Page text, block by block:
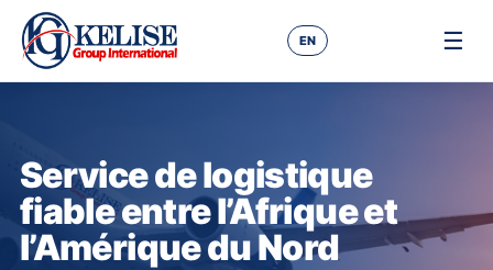
EN ☰
Service de logistique
fiable entre l’Afrique et
l’Amérique du Nord